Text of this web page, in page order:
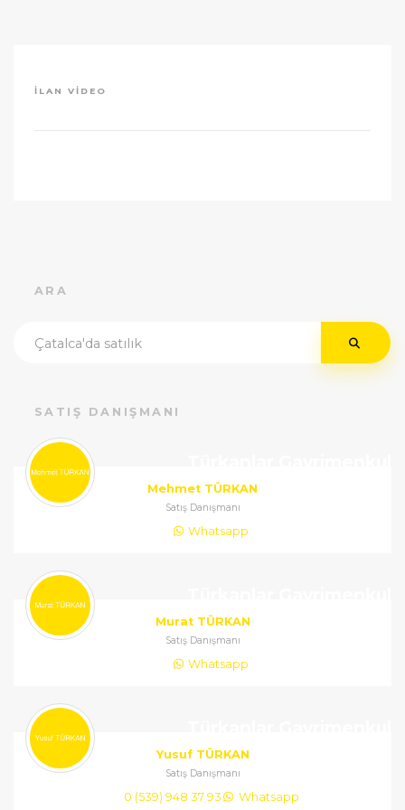
İLAN VIDEO
ARA
SATIŞ DANIŞMANI
Mehmet TÜRKAN
Satış Danışmanı
Whatsapp
Murat TÜRKAN
Satış Danışmanı
Whatsapp
Yusuf TÜRKAN
Satış Danışmanı
0 (539) 948 37 93 Whatsapp